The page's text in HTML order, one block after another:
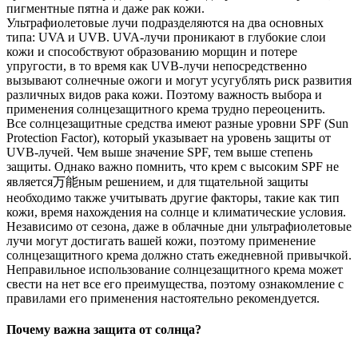
пигментные пятна и даже рак кожи.
Ультрафиолетовые лучи подразделяются на два основных
типа: UVA и UVB. UVA-лучи проникают в глубокие слои
кожи и способствуют образованию морщин и потере
упругости, в то время как UVB-лучи непосредственно
вызывают солнечные ожоги и могут усугублять риск развития
различных видов рака кожи. Поэтому важность выбора и
применения солнцезащитного крема трудно переоценить.
Все солнцезащитные средства имеют разные уровни SPF (Sun
Protection Factor), который указывает на уровень защиты от
UVB-лучей. Чем выше значение SPF, тем выше степень
защиты. Однако важно помнить, что крем с высоким SPF не
является万能ным решением, и для тщательной защиты
необходимо также учитывать другие факторы, такие как тип
кожи, время нахождения на солнце и климатические условия.
Независимо от сезона, даже в облачные дни ультрафиолетовые
лучи могут достигать вашей кожи, поэтому применение
солнцезащитного крема должно стать ежедневной привычкой.
Неправильное использование солнцезащитного крема может
свести на нет все его преимущества, поэтому ознакомление с
правилами его применения настоятельно рекомендуется.
Почему важна защита от солнца?